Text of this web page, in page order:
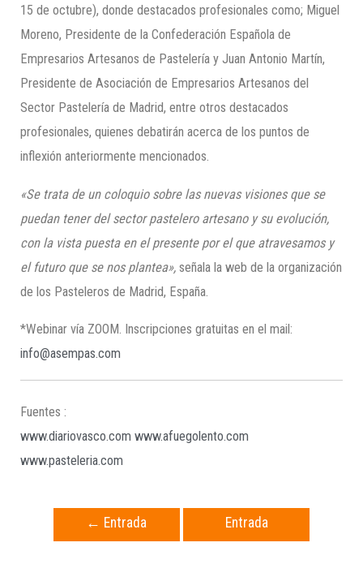
15 de octubre), donde destacados profesionales como; Miguel
Moreno, Presidente de la Confederación Española de
Empresarios Artesanos de Pastelería y Juan Antonio Martín,
Presidente de Asociación de Empresarios Artesanos del
Sector Pastelería de Madrid, entre otros destacados
profesionales, quienes debatirán acerca de los puntos de
inflexión anteriormente mencionados.
«Se trata de un coloquio sobre las nuevas visiones que se
puedan tener del sector pastelero artesano y su evolución,
con la vista puesta en el presente por el que atravesamos y
el futuro que se nos plantea», señala la web de la organización
de los Pasteleros de Madrid, España.
*Webinar vía ZOOM. Inscripciones gratuitas en el mail:
info@asempas.com
Fuentes :
www.diariovasco.com www.afuegolento.com
www.pasteleria.com
← Entrada
Entrada